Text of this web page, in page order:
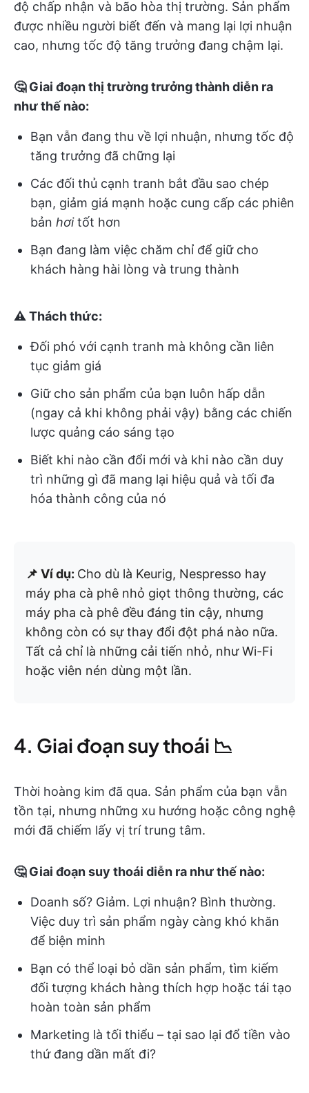
độ chấp nhận và bão hòa thị trường. Sản phẩm
được nhiều người biết đến và mang lại lợi nhuận
cao, nhưng tốc độ tăng trưởng đang chậm lại.
🤔 Giai đoạn thị trường trưởng thành diễn ra
như thế nào:
Bạn vẫn đang thu về lợi nhuận, nhưng tốc độ
tăng trưởng đã chững lại
Các đối thủ cạnh tranh bắt đầu sao chép
bạn, giảm giá mạnh hoặc cung cấp các phiên
bản hơitốt hơn
Bạn đang làm việc chăm chỉ để giữ cho
khách hàng hài lòng và trung thành
⚠️ Thách thức:
Đối phó với cạnh tranh mà không cần liên
tục giảm giá
Giữ cho sản phẩm của bạn luôn hấp dẫn
(ngay cả khi không phải vậy) bằng các chiến
lược quảng cáo sáng tạo
Biết khi nào cần đổi mới và khi nào cần duy
trì những gì đã mang lại hiệu quả và tối đa
hóa thành công của nó
📌 Ví dụ: Cho dù là Keurig, Nespresso hay
máy pha cà phê nhỏ giọt thông thường, các
máy pha cà phê đều đáng tin cậy, nhưng
không còn có sự thay đổi đột phá nào nữa.
Tất cả chỉ là những cải tiến nhỏ, như Wi-Fi
hoặc viên nén dùng một lần.
4. Giai đoạn suy thoái 📉
Thời hoàng kim đã qua. Sản phẩm của bạn vẫn
tồn tại, nhưng những xu hướng hoặc công nghệ
mới đã chiếm lấy vị trí trung tâm.
🤔 Giai đoạn suy thoái diễn ra như thế nào:
Doanh số? Giảm. Lợi nhuận? Bình thường.
Việc duy trì sản phẩm ngày càng khó khăn
để biện minh
Bạn có thể loại bỏ dần sản phẩm, tìm kiếm
đối tượng khách hàng thích hợp hoặc tái tạo
hoàn toàn sản phẩm
Marketing là tối thiểu – tại sao lại đổ tiền vào
thứ đang dần mất đi?